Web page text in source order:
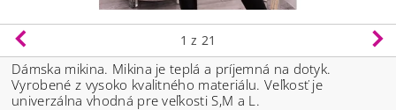
1 z 21
Dámska mikina. Mikina je teplá a príjemná na dotyk.
Vyrobené z vysoko kvalitného materiálu. Veľkosť je
univerzálna vhodná pre veľkosti S,M a L.